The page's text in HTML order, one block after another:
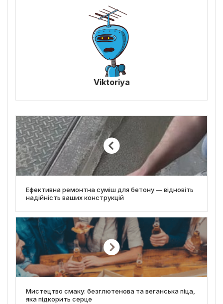
Viktoriya
Ефективна ремонтна суміш для бетону — відновіть
надійність ваших конструкцій
Мистецтво смаку: безглютенова та веганська піца,
яка підкорить серце